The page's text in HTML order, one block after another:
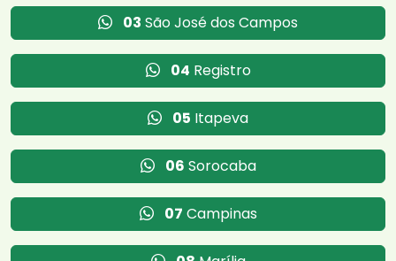
03 São José dos Campos
04 Registro
05 Itapeva
06 Sorocaba
07 Campinas